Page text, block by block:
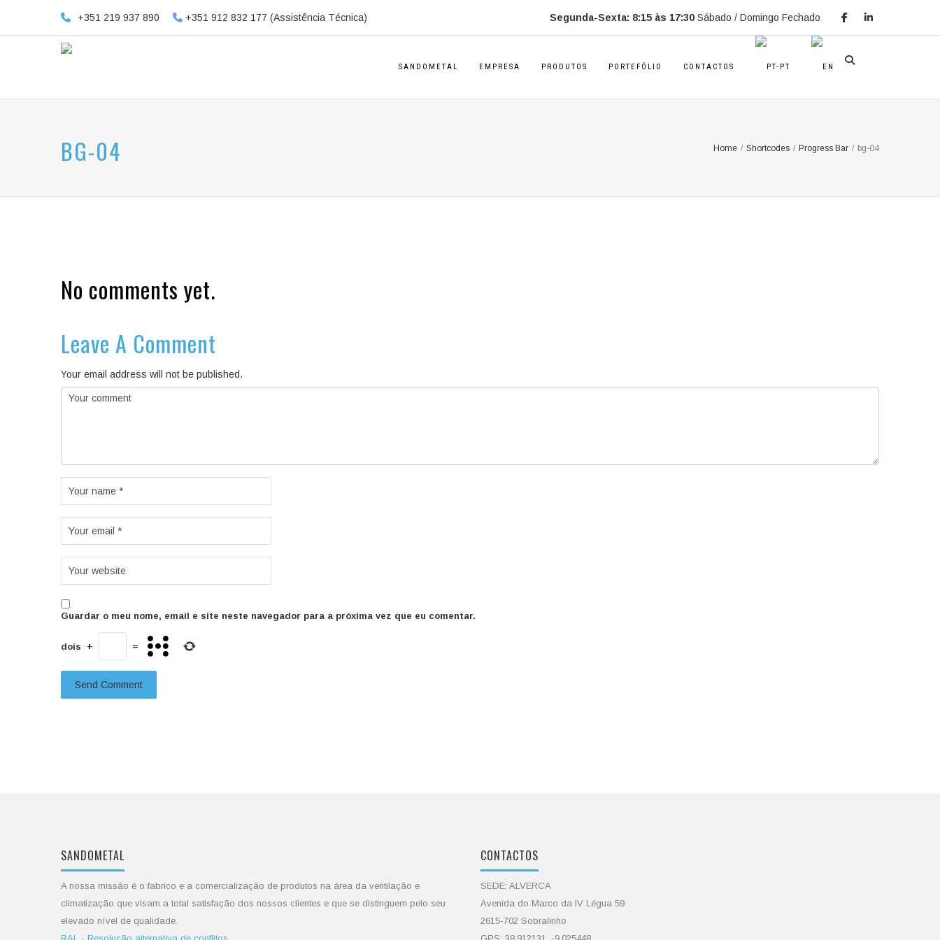
+351 219 937 890 +351 912 832 177 (Assistência Técnica) Segunda-Sexta: 8:15 às 17:30 Sábado / Domingo Fechado
SANDOMETAL EMPRESA PRODUTOS PORTEFÓLIO CONTACTOS
BG-04 Home / Shortcodes / Progress Bar / bg-04
No comments yet.
Leave A Comment
Your email address will not be published.
Guardar o meu nome, email e site neste navegador para a próxima vez que eu comentar.
dois + =
SANDOMETAL
A nossa missão é o fabrico e a comercialização de produtos na área da ventilação e
climatização que visam a total satisfação dos nossos clientes e que se distinguem pelo seu
elevado nível de qualidade.
CONTACTOS
SEDE: ALVERCA
Avenida do Marco da IV Légua 59
2615-702 Sobralinho